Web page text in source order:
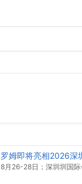
罗姆即将亮相2026深
电力元件、可再生能